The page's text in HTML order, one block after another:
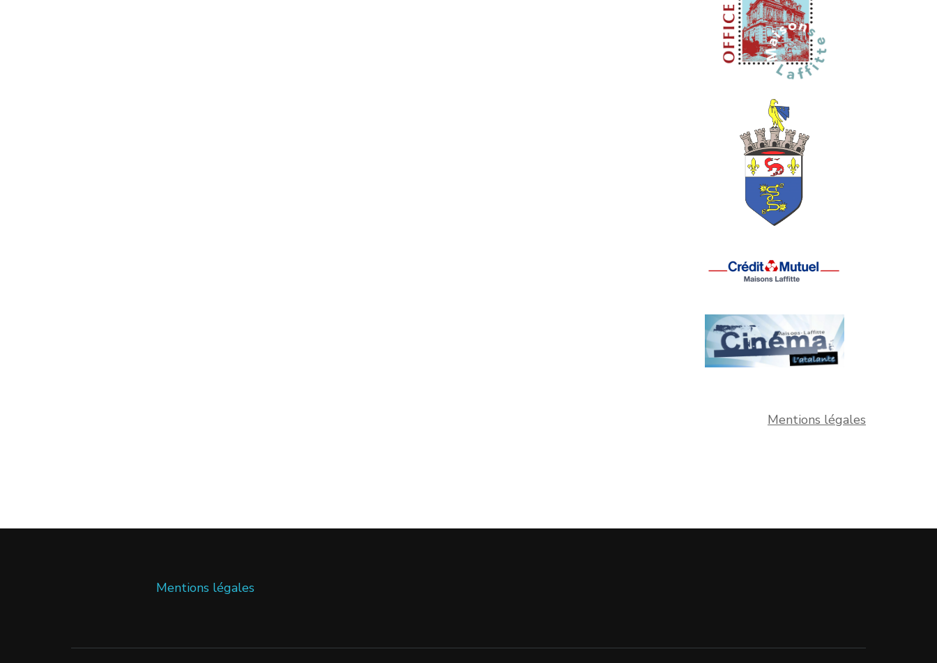
Mentions légales
Mentions légales